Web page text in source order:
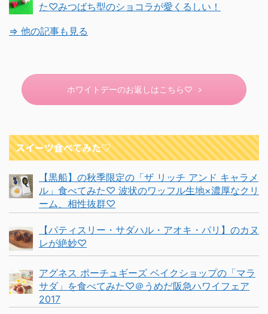
た♡みつばち型のショコラが愛くるしい！
⇒ 他の記事も見る
ホワイトデーのお返しはこちら♡
スイーツ食べてみた♡
【黒船】の秋季限定の「ザ リッチ アンド キャラメ
ル」食べてみた♡ 波状のワッフル生地×濃厚なクリ
ーム、相性抜群♡
【パティスリー・サダハル・アオキ・パリ】のカヌ
レが絶妙♡
アグネス ポーチュギーズ ベイクショップの「マラ
サダ」を食べてみた♡＠うめだ阪急ハワイフェア
2017